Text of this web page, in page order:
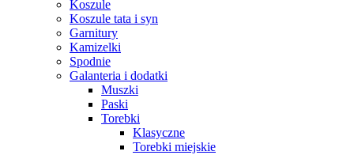
Koszule
Koszule tata i syn
Garnitury
Kamizelki
Spodnie
Galanteria i dodatki
Muszki
Paski
Torebki
Klasyczne
Torebki miejskie